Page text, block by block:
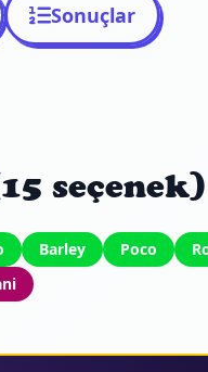
Sonuçlar
seçenek)
Barley Poco